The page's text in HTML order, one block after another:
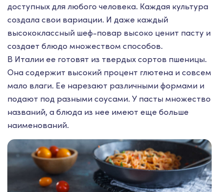
доступных для любого человека. Каждая культура
создала свои вариации. И даже каждый
высококлассный шеф-повар высоко ценит пасту и
создает блюдо множеством способов.
В Италии ее готовят из твердых сортов пшеницы.
Она содержит высокий процент глютена и совсем
мало влаги. Ее нарезают различными формами и
подают под разными соусами. У пасты множество
названий, а блюда из нее имеют еще больше
наименований.